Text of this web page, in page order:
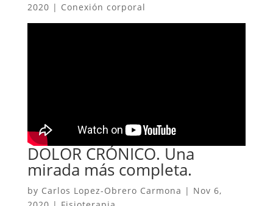
2020 | Conexión corporal
DOLOR CRÓNICO. Una
mirada más completa.
by Carlos Lopez-Obrero Carmona | Nov 6,